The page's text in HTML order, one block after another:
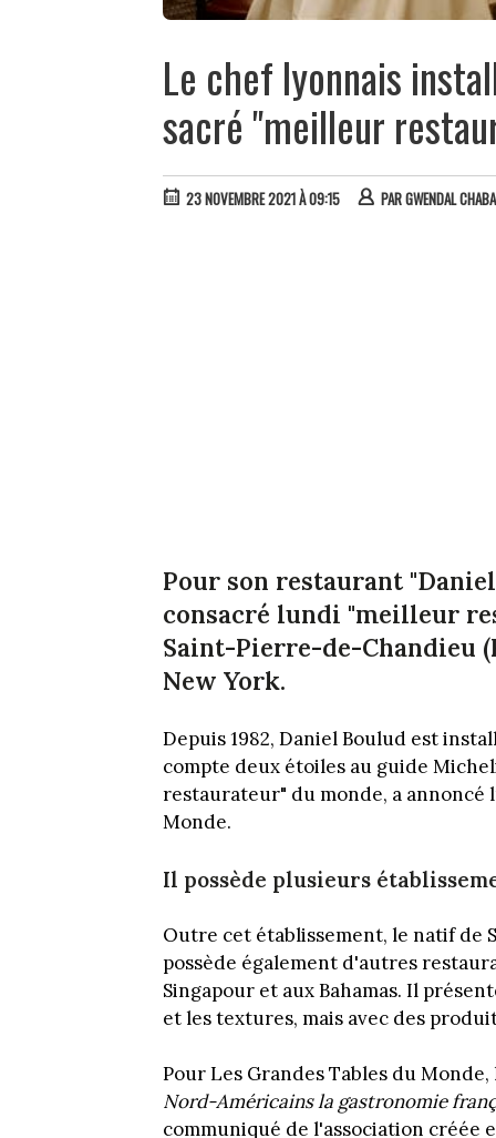
Le chef lyonnais
sacré "meilleur
23 NOVEMBRE 2021 À 09:15 PARGWENDAL
Pour son restaurant
consacré lundi "meilleur
Saint-Pierre-de-Chandieu
New York.
Depuis 1982, Daniel Boulud est
compte deux étoiles au guide
restaurateur" du monde, a annoncé
Monde.
Il possède plusieurs
Outre cet établissement, le natif de
possède également d'autres
Singapour et aux Bahamas. Il
et les textures, mais avec des
Pour Les Grandes Tables du
Nord-Américains la gastronomie
communiqué de l'association créée